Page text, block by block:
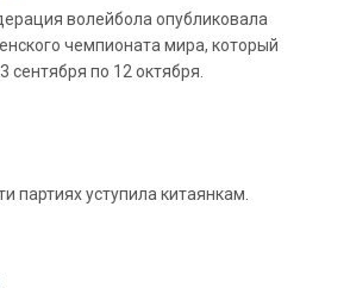
волейбола опубликовала
чемпионата мира, который
сентября по 12 октября.
партиях уступила китаянкам.